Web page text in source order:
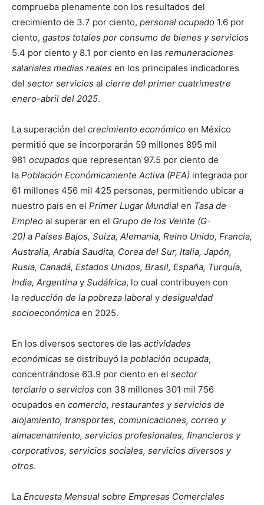
comprueba plenamente con los resultados del
crecimiento de 3.7 por ciento, personal ocupado 1.6 por
ciento, gastos totales por consumo de bienes y servicios
5.4 por ciento y 8.1 por ciento en las remuneraciones
salariales medias reales en los principales indicadores
del sector servicios al cierre del primer cuatrimestre
enero-abril del 2025.
La superación del crecimiento económico en México
permitió que se incorporarán 59 millones 895 mil
981 ocupados que representan 97.5 por ciento de
la Población Económicamente Activa (PEA) integrada por
61 millones 456 mil 425 personas, permitiendo ubicar a
nuestro país en el Primer Lugar Mundial en Tasa de
Empleo al superar en el Grupo de los Veinte (G-
20) a Países Bajos, Suiza, Alemania, Reino Unido, Francia,
Australia, Arabia Saudita, Corea del Sur, Italia, Japón,
Rusia, Canadá, Estados Unidos, Brasil, España, Turquía,
India, Argentina y Sudáfrica, lo cual contribuyen con
la reducción de la pobreza laboral y desigualdad
socioeconómica en 2025.
En los diversos sectores de las actividades
económicas se distribuyó la población ocupada,
concentrándose 63.9 por ciento en el sector
terciario o servicios con 38 millones 301 mil 756
ocupados en comercio, restaurantes y servicios de
alojamiento, transportes, comunicaciones, correo y
almacenamiento, servicios profesionales, financieros y
corporativos, servicios sociales, servicios diversos y
otros.
La Encuesta Mensual sobre Empresas Comerciales